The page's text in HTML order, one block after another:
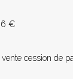
€
cession de